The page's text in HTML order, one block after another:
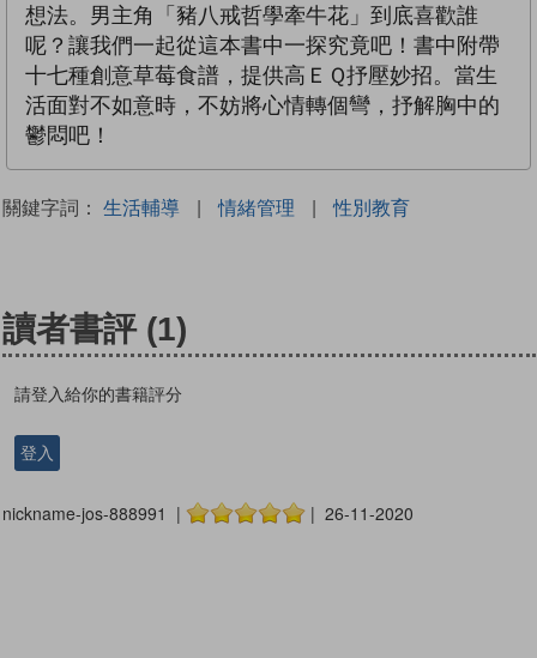
想法。男主角「豬八戒哲學牽牛花」到底喜歡誰
呢？讓我們一起從這本書中一探究竟吧！書中附帶
十七種創意草莓食譜，提供高ＥＱ抒壓妙招。當生
活面對不如意時，不妨將心情轉個彎，抒解胸中的
鬱悶吧！
關鍵字詞： 生活輔導 | 情緒管理 | 性別教育
讀者書評 (1)
請登入給你的書籍評分
登入
nickname-jos-888991 | | 26-11-2020